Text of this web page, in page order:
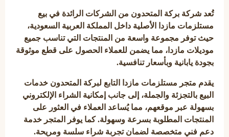
تُعد شركة بركة المتحدون من الشركات الرائدة في بيع
مستلزمات مازدا الأصلية داخل المملكة العربية السعودية،
حيث توفر مجموعة واسعة من المنتجات التي تناسب جميع
موديلات مازدا، مما يضمن للعملاء الحصول على قطع موثوقة
بجودة يابانية وبأسعار تنافسية.
يقدم متجر مستلزمات مازدا
التابع لبركة المتحدون خدمات
البيع بالتجزئة والجملة، إلى جانب إمكانية الشراء الإلكتروني
بسهولة عبر موقعهم، مما يُساعد العملاء في العثور على
المنتجات المطلوبة بسرعة وسهولة. كما يوفر المتجر خدمة
دعم فني متخصصة لضمان تجربة شراء سلسة ومريحة.